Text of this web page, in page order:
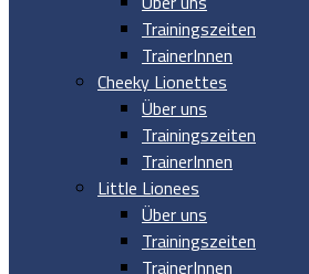
Trainingszeiten
TrainerInnen
Cheeky Lionettes
Über uns
Trainingszeiten
TrainerInnen
Little Lionees
Über uns
Trainingszeiten
TrainerInnen